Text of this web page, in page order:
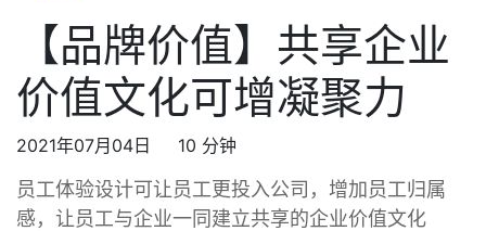
【品牌价值】共享企业
价值文化可增凝聚力
2021年07月04日 10 分钟
员工体验设计可让员工更投入公司，增加员工归属
感，让员工与企业一同建立共享的企业价值文化